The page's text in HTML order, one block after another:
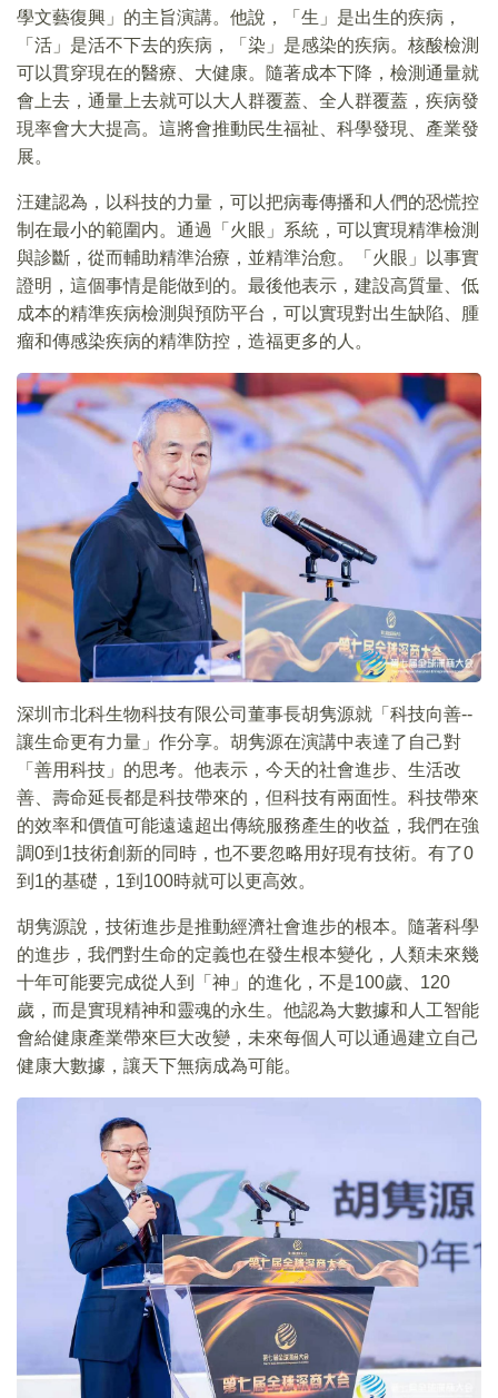
學文藝復興」的主旨演講。他說，「生」是出生的疾病，
「活」是活不下去的疾病，「染」是感染的疾病。核酸檢測
可以貫穿現在的醫療、大健康。隨著成本下降，檢測通量就
會上去，通量上去就可以大人群覆蓋、全人群覆蓋，疾病發
現率會大大提高。這將會推動民生福祉、科學發現、產業發
展。
汪建認為，以科技的力量，可以把病毒傳播和人們的恐慌控
制在最小的範圍内。通過「火眼」系統，可以實現精準檢測
與診斷，從而輔助精準治療，並精準治愈。「火眼」以事實
證明，這個事情是能做到的。最後他表示，建設高質量、低
成本的精準疾病檢測與預防平台，可以實現對出生缺陷、腫
瘤和傳感染疾病的精準防控，造福更多的人。
深圳市北科生物科技有限公司董事長胡隽源就「科技向善--
讓生命更有力量」作分享。胡隽源在演講中表達了自己對
「善用科技」的思考。他表示，今天的社會進步、生活改
善、壽命延長都是科技帶來的，但科技有兩面性。科技帶來
的效率和價值可能遠遠超出傳統服務產生的收益，我們在強
調0到1技術創新的同時，也不要忽略用好現有技術。有了0
到1的基礎，1到100時就可以更高效。
胡隽源說，技術進步是推動經濟社會進步的根本。隨著科學
的進步，我們對生命的定義也在發生根本變化，人類未來幾
十年可能要完成從人到「神」的進化，不是100歲、120
歲，而是實現精神和靈魂的永生。他認為大數據和人工智能
會給健康產業帶來巨大改變，未來每個人可以通過建立自己
健康大數據，讓天下無病成為可能。